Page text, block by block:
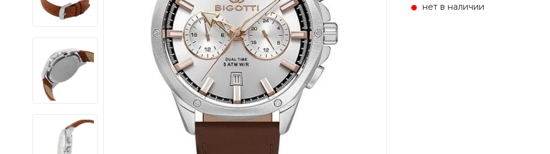
нет в наличии